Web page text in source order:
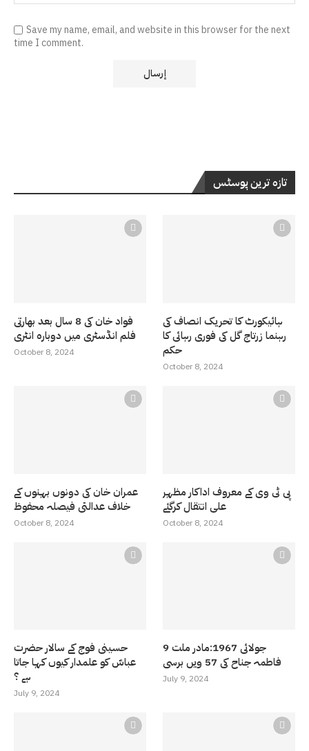
Save my name, email, and website in this browser for the next
time I comment.
تازہ ترین پوسٹس
فواد خان کی 8 سال بعد بھارتی
فلم انڈسٹری میں دوبارہ انٹری
October 8, 2024
ہائیکورٹ کا تحریک انصاف کی
رہنما زرتاج گل کی فوری رہائی کا
حکم
October 8, 2024
عمران خان کی دونوں بہنوں کے
خلاف عدالتی فیصلہ محفوظ
October 8, 2024
پی ٹی وی کے معروف اداکار مظہر
علی انتقال کرگئے
October 8, 2024
حسینی فوج کے سالار حضرت
عباسّ کو علمدار کیوں کہا جاتا
ہے ؟
July 9, 2024
9 جولائی 1967:مادر ملت
فاطمہ جناح کی 57 ویں برسی
July 9, 2024